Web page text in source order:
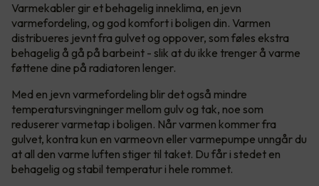
Varmekabler gir et behagelig inneklima, en jevn
varmefordeling, og god komfort i boligen din. Varmen
distribueres jevnt fra gulvet og oppover, som føles ekstra
behagelig å gå på barbeint - slik at du ikke trenger å varme
føttene dine på radiatoren lenger.
Med en jevn varmefordeling blir det også mindre
temperatursvingninger mellom gulv og tak, noe som
reduserer varmetap i boligen. Når varmen kommer fra
gulvet, kontra kun en varmeovn eller varmepumpe unngår du
at all den varme luften stiger til taket. Du får i stedet en
behagelig og stabil temperatur i hele rommet.